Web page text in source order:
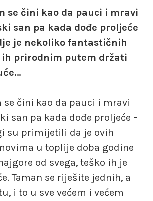
se čini kao da pauci i mravi
san pa kada dođe proljeće
je nekoliko fantastičnih
prirodnim putem držati
se čini kao da pauci i mravi
san pa kada dođe proljeće –
su primijetili da je ovih
u toplije doba godine
od svega, teško ih je
Taman se riješite jednih, a
i to u sve većem i većem